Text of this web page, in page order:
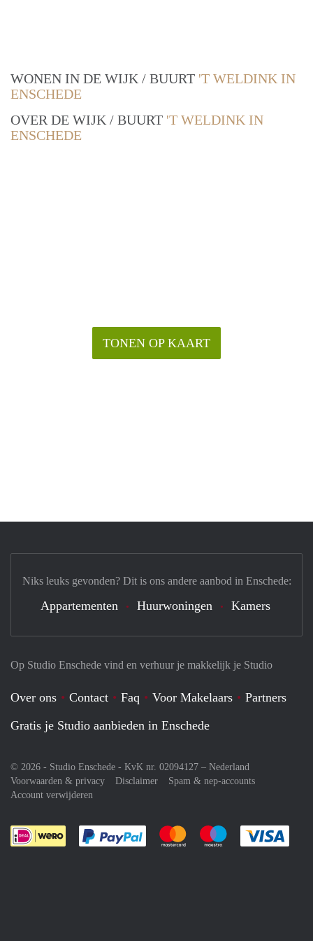
WONEN IN DE WIJK / BUURT 'T WELDINK IN
ENSCHEDE
OVER DE WIJK / BUURT 'T WELDINK IN
ENSCHEDE
TONEN OP KAART
Op Studio Enschede vind en verhuur je makkelijk je Studio
Over ons Contact Faq Voor Makelaars
Partners
Gratis je Studio aanbieden in Enschede
© 2026 - Studio Enschede - KvK nr. 02094127 – Nederland
Voorwaarden & privacy
Disclaimer
Spam & nep-accounts
Account verwijderen
Je rekent gemakkelijk af met Paypal
Je rekent gemakkelijk af met
Je rekent
Niks leuks gevonden? Dit is ons andere aanbod in Enschede:
Appartementen Huurwoningen Kamers